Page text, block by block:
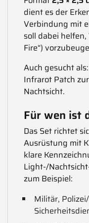
dient es der
Verbindung mit
soll dabei
Fire“)
Auch gesucht
Infrarot Patch
Nachtsicht.
Für wen ist
Das Set richtet
Ausrüstung mit
klare
Light-/
zum Beispiel:
Militär,